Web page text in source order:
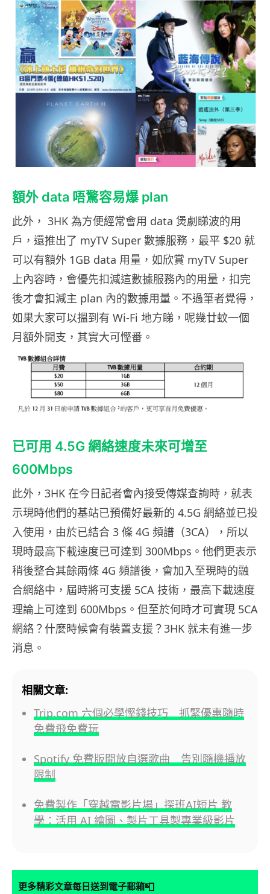
額外 data 唔驚容易爆 plan
此外， 3HK 為方便經常會用 data 煲劇睇波的用
戶，還推出了 myTV Super 數據服務，最平 $20 就
可以有額外 1GB data 用量，如欣賞 myTV Super
上內容時，會優先扣減這數據服務內的用量，扣完
後才會扣減主 plan 內的數據用量。不過筆者覺得，
如果大家可以搵到有 Wi-Fi 地方睇，呢幾廿蚊一個
月額外開支，其實大可慳番。
已可用 4.5G 網絡速度未來可增至
600Mbps
此外，3HK 在今日記者會內接受傳媒查詢時，就表
示現時他們的基站已預備好最新的 4.5G 網絡並已投
入使用，由於已結合 3 條 4G 頻譜（3CA），所以
現時最高下載速度已可達到 300Mbps。他們更表示
稍後整合其餘兩條 4G 頻譜後，會加入至現時的融
合網絡中，屆時將可支援 5CA 技術，最高下載速度
理論上可達到 600Mbps。但至於何時才可實現 5CA
網絡？什麼時候會有裝置支援？3HK 就未有進一步
消息。
相關文章:
Trip.com 六個必學慳錢技巧 抓緊優惠隨時
免費飛免費玩
Spotify 免費版開放自選歌曲 告別隨機播放
限制
免費製作「穿越電影片場」探班AI短片 教
學：活用 AI 繪圖、製片工具製專業級影片
更多精彩文章每日送到電子郵箱📮